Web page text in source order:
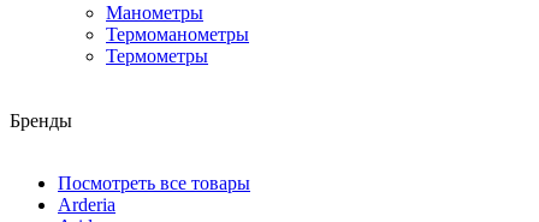
Манометры
Термоманометры
Термометры
Бренды
Посмотреть все товары
Arderia